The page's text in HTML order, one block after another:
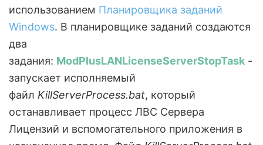
использованием Планировщика заданий
Windows. В планировщике заданий создаются
два
задания: ModPlusLANLicenseServerStopTask -
запускает исполняемый
файл KillServerProcess.bat, который
останавливает процесс ЛВС Сервера
Лицензий и вспомогательного приложения в